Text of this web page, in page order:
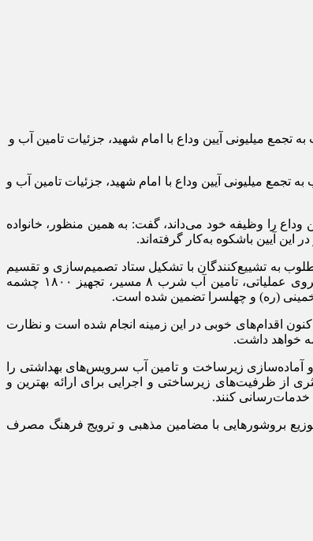
میلیونی آیین وداع با امام شهید، جزئیات تامین آب و
میلیونی آیین وداع با امام شهید، جزئیات تامین آب و
را وظیفه خود می‌داند، گفت: به همین منظور، خانواده
به تشییع‌کنندگان با تشکیل ستاد تصمیم‌سازی و تقسیم
وظایف خدمات آبرسانی و تامین آب و برگزاری نشست‌های منظم ستادی و منطقه‌ای متمرکز کرده است و هم‌اکنون با استقرار بیش از ۲۰۰ نیروی عملیاتی، تامین آب شرب ۸ مسیر، تجهیز ۱۸۰۰ چشمه
اقدام‌های خوبی در این زمینه انجام شده است و نظارت
خواهد داشت.
و پایش و کنترل مداوم و مستمر کیفی آب شرب، استقرار بیش از ۲۲۰تانکر سیار آبرسانی و آماده‌سازی زیرساخت و تامین آب سرویس‌های بهداشتی را
از ظرفیت‌های زیرساختی و اجرایی برای ارائه بهترین و
خدمات‌رسانی کنند.
بروشور‌هایی با مضامین مذهبی و ترویج فرهنگ مصرف